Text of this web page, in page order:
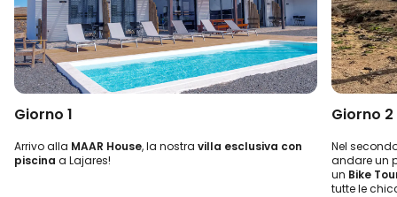
Giorno 1
Arrivo alla MAAR House, la nostra villa esclusiva con
piscina a Lajares!
Giorno 2
Nel
andare un
un Bike
tutte le